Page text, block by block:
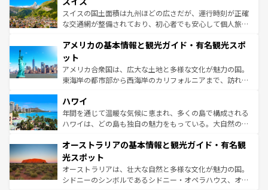
を参照してほしい。
ドイツ情報はコンテンツ一覧を参照してほしい。
ティー、ビール好きにはたまらない英国パブ、サッカー観
戦など、本場だからこそできる体験も豊富。イギリスを旅
ンツ一覧を参照してほしい。
スイスの国土面積は九州ほどの広さだが、運行時刻が正確
な交通網が整備されており、初心者でも安心して個人旅行
の建物がそのまま残る町や、スイスならではのユニークな
博物館もあり、アルプス観光だけでなく町歩きも満喫する
ことができる。国民の所得が高いため物価も高いが、旅行
者向けの交通パス提供のサービスもあり、うまく活用すれ
着のスイス情報は
アメリカの基本情報と観光ガイド・有名観光スポ
ット
アメリカ合衆国は、広大な土地と多様な文化が魅力の国。
東海岸の都市部から西海岸のカリフォルニアまで、訪れる
のような巨大都市は、観光、ショッピング、エンターテイ
ンメントが詰まった刺激的なスポットだ。一方、アメリカ
西部には大自然が広がり、グランドキャニオンやイエロー
部のニューオーリンズでは、音楽と美食が融合した独特の
文化が魅力。旅行者はアメリカの各地域で異なる魅力を楽
しみながら、その多様性と豊かな歴史を感じることができ
るだろう。車でのロードトリップや列車の旅も、アメリカ
ハワイ
年間を通じて温暖な気候に恵まれ、多くの島で構成される
ハワイは、どの島も独自の魅力をもっている。大自然の神
ワイ島は見逃せない。また、定番の観光地といえばオアフ
島だが、静かな自然を求めるならマウイ島やカウアイ島が
おすすめ。エメラルドグリーンに輝く海をはじめ、豊かな
文化や歴史が息づいている。「アロハスピリット」と呼ば
オーストラリアの基本情報と観光ガイド・有名観
光スポット
オーストラリアは、壮大な自然と多様な文化が魅力の国。
シドニーのシンボルであるシドニー・オペラハウス、オー